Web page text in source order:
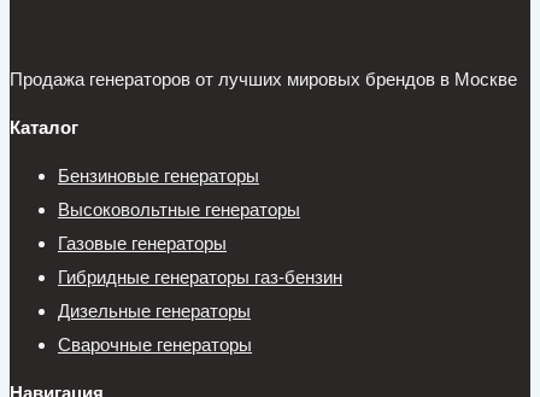
Продажа генераторов от лучших мировых брендов в Москве
Каталог
Бензиновые генераторы
Высоковольтные генераторы
Газовые генераторы
Гибридные генераторы газ-бензин
Дизельные генераторы
Сварочные генераторы